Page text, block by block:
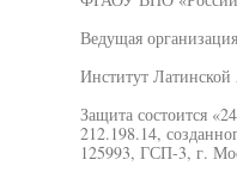
Ведущая
Институт
Защита состоится
212.198.14,
125993, ГСП-3, г.